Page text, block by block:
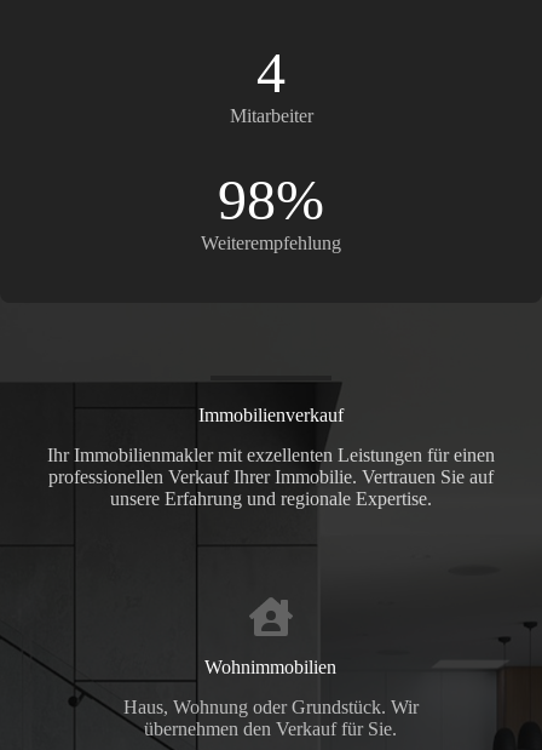
4
Mitarbeiter
98%
Weiterempfehlung
Immobilienverkauf
Ihr Immobilienmakler mit exzellenten Leistungen für einen
professionellen Verkauf Ihrer Immobilie. Vertrauen Sie auf
unsere Erfahrung und regionale Expertise.
Wohnimmobilien
Haus, Wohnung oder Grundstück. Wir
übernehmen den Verkauf für Sie.